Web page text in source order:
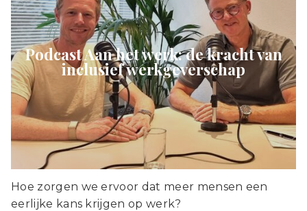
Podcast Aan het werk: de kracht van
inclusief werkgeverschap
Hoe zorgen we ervoor dat meer mensen een
eerlijke kans krijgen op werk?